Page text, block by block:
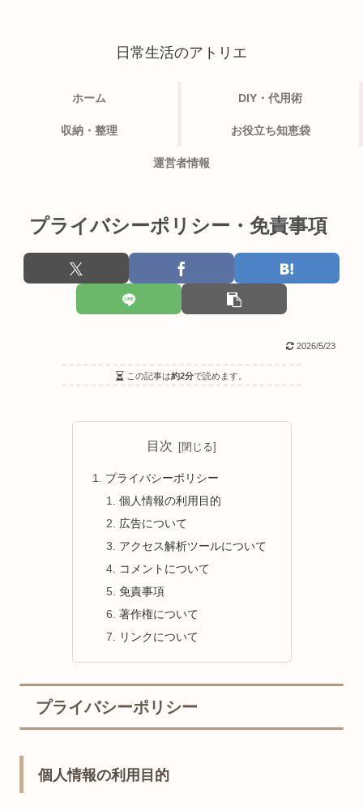
日常生活のアトリエ
ホーム DIY・代用術
収納・整理 お役立ち知恵袋
運営者情報
プライバシーポリシー・免責事項
2026/5/23
この記事は約2分で読めます。
目次
プライバシーポリシー
個人情報の利用目的
広告について
アクセス解析ツールについて
コメントについて
免責事項
著作権について
リンクについて
プライバシーポリシー
個人情報の利用目的